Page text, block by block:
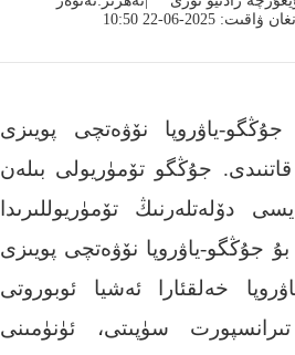
2025-06-22 10:50
جۇڭگو-ياۋروپا نۆۋەتچى پويىزى
قاتنىدى. جۇڭگو تۆمۈريولى بىلەن
دۆلەتلەرنىڭ تۆمۈريوللىرىدا
بۇ جۇڭگو-ياۋروپا نۆۋەتچى پويىزى
خەلقئارا ئەشيا ئوبوروتى
سۈپىتى، ئۈنۈمىنى